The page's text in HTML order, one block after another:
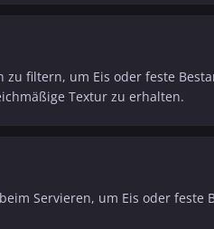
zu filtern, um Eis oder feste
Textur zu erhalten.
Servieren, um Eis oder